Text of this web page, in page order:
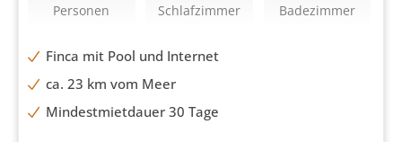
Personen Schlafzimmer Badezimmer
Finca mit Pool und Internet
ca. 23 km vom Meer
Mindestmietdauer 30 Tage